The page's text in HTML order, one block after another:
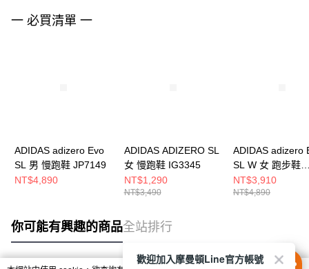
一 必買清單 一
ADIDAS adizero Evo
SL 男 慢跑鞋 JP7149
NT$4,890
ADIDAS ADIZERO SL
女 慢跑鞋 IG3345
NT$1,290
NT$3,490
ADIDAS adizero
SL W 女 跑步鞋
KK1950
NT$3,910
NT$4,890
你可能有興趣的商品全站排行
歡迎加入摩曼頓Line官方帳號